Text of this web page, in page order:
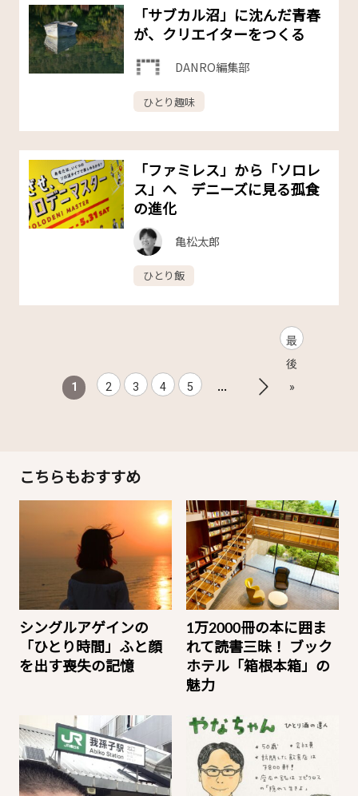
「サブカル沼」に沈んだ青春
が、クリエイターをつくる
DANRO編集部
ひとり趣味
「ファミレス」から「ソロレ
ス」へ デニーズに見る孤食
の進化
亀松太郎
ひとり飯
1 2 3 4 5 ...
最
後
»
こちらもおすすめ
シングルアゲインの
「ひとり時間」ふと顔
を出す喪失の記憶
1万2000冊の本に囲ま
れて読書三昧！ ブック
ホテル「箱根本箱」の
魅力